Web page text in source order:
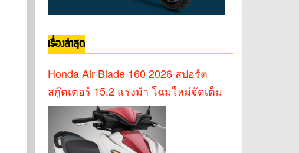
เรื่องล่าสุด
Honda Air Blade 160 2026 สปอร์ต
สกู๊ตเตอร์ 15.2 แรงม้า โฉมใหม่จัดเต็ม